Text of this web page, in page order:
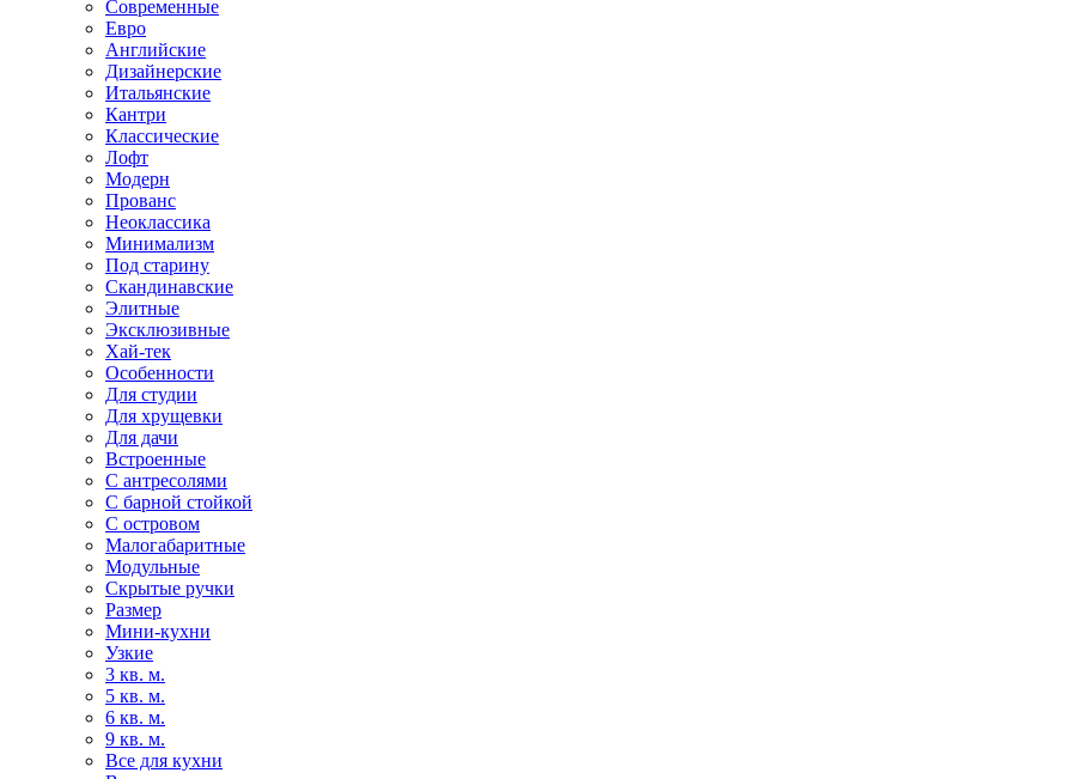
Современные
Евро
Английские
Дизайнерские
Итальянские
Кантри
Классические
Лофт
Модерн
Прованс
Неоклассика
Минимализм
Под старину
Скандинавские
Элитные
Эксклюзивные
Хай-тек
Особенности
Для студии
Для хрущевки
Для дачи
Встроенные
С антресолями
С барной стойкой
С островом
Малогабаритные
Модульные
Скрытые ручки
Размер
Мини-кухни
Узкие
3 кв. м.
5 кв. м.
6 кв. м.
9 кв. м.
Все для кухни